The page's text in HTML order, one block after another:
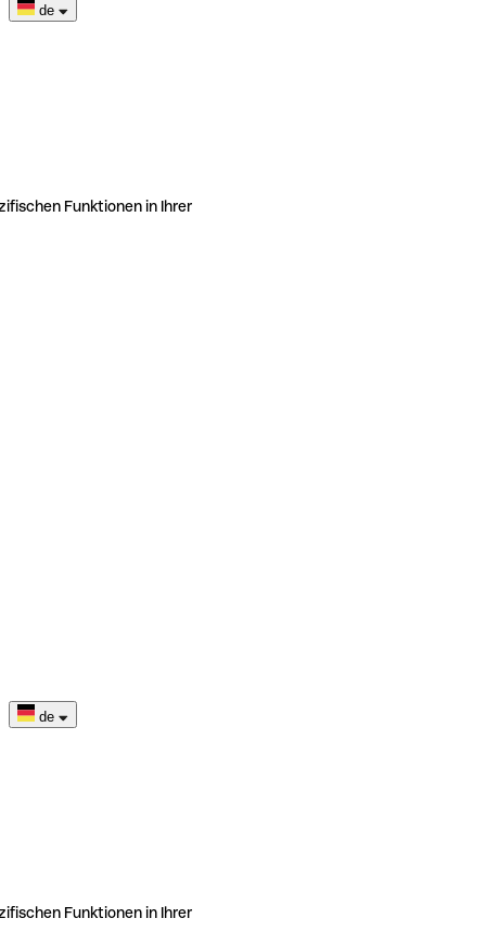
de
Funktionen in Ihrer
de
Funktionen in Ihrer